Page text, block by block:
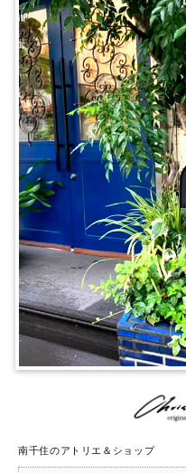
南千住のアトリエ＆ショップ